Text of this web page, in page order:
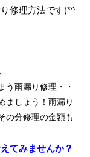
修理方法です(*^_
う雨漏り修理・・
ましょう！雨漏り
の分修理の金額も
てみませんか？